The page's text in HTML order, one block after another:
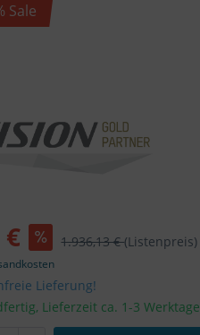
Sale
€ 1.936,13 €(Listenpreis)
Lieferung!
Lieferzeit ca. 1-3 Werktage